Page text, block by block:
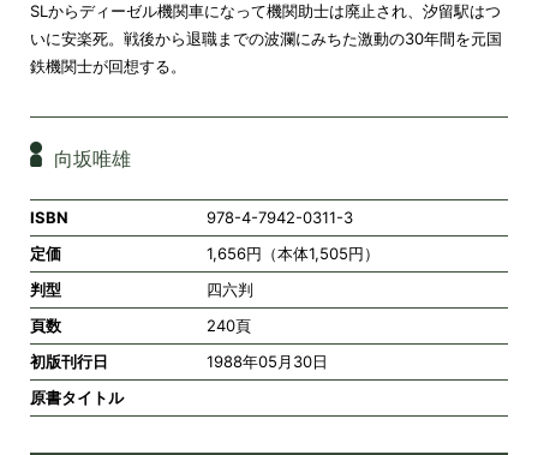
SLからディーゼル機関車になって機関助士は廃止され、汐留駅はつ
いに安楽死。戦後から退職までの波瀾にみちた激動の30年間を元国
鉄機関士が回想する。
向坂唯雄
ISBN
978-4-7942-0311-3
定価
1,656円（本体1,505円）
判型
四六判
頁数
240頁
初版刊行日
1988年05月30日
原書タイトル